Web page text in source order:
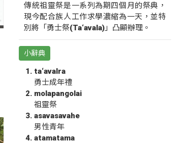
傳統祖靈祭是一系列為期四個月的祭典，
現今配合族人工作求學濃縮為一天，並特
別將「勇士祭(Ta‘avala)」凸顯辦理。
小辭典
ta‘avalra
勇士成年禮
molapangolai
祖靈祭
asavasavahe
男性青年
atamatama